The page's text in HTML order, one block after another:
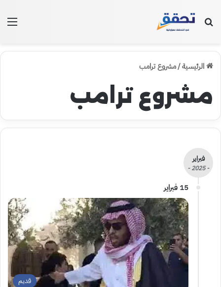
بحث عن
الرئيسية/مشروع ترامب
مشروع ترامب
فبراير
- 2025 -
15 فبراير
قديم